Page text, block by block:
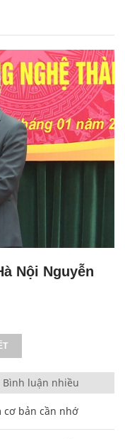
Nội Nguyễn
Bình luận nhiều
cơ bản cần nhớ